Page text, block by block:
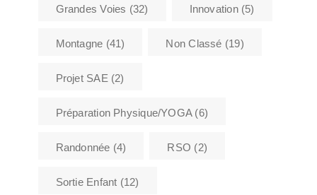
Grandes Voies (32) Innovation(5)
Montagne (41) Non Classé (19)
Projet SAE (2)
Préparation Physique/YOGA(6)
Randonnée (4) RSO (2)
Sortie Enfant (12)